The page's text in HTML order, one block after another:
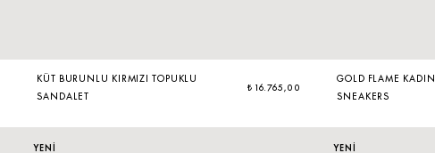
KÜT BURUNLU KIRMIZI TOPUKLU
SANDALET
₺ 16.765,00
GOLD FLAME KADIN
SNEAKERS
YENİ YENİ